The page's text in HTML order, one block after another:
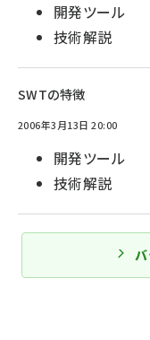
開発ツール
技術解説
SWTの特徴
2006年3月13日 20:00
開発ツール
技術解説